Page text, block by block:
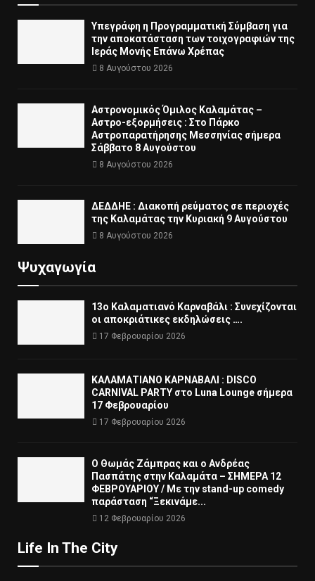
Υπεγράφη η Προγραμματική Σύμβαση για
την αποκατάσταση των τοιχογραφιών της
Ιεράς Μονής Επάνω Χρέπας
8 Αυγούστου 2026
Αστρονομικός Όμιλος Καλαμάτας –
Αστρο-εξορμήσεις : Στο Πάρκο
Αστροπαρατήρησης Μεσσηνίας σήμερα
Σάββατο 8 Αυγούστου
8 Αυγούστου 2026
ΔΕΔΔΗΕ : Διακοπή ρεύματος σε περιοχές
της Καλαμάτας την Κυριακή 9 Αυγούστου
8 Αυγούστου 2026
Ψυχαγωγία
13ο Καλαματιανό Καρναβάλι : Συνεχίζονται
οι αποκριάτικες εκδηλώσεις ….
17 Φεβρουαρίου 2026
ΚΑΛΑΜΑΤΙΑΝΟ ΚΑΡΝΑΒΑΛΙ : DISCO
CARNIVAL PARTY στο Luna Lounge σήμερα
17 Φεβρουαρίου
17 Φεβρουαρίου 2026
Ο Θωμάς Ζάμπρας και ο Ανδρέας
Πασπάτης στην Καλαμάτα – ΣΗΜΕΡΑ 12
ΦΕΒΡΟΥΑΡΙΟΥ / Με την stand-up comedy
παράσταση “Ξεκινάμε...
12 Φεβρουαρίου 2026
Life In The City